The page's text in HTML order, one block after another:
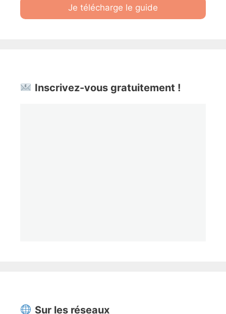
Je télécharge le guide
Inscrivez-vous gratuitement !
Sur les réseaux